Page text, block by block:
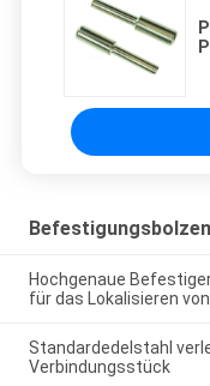
Befestigungsbolzen
Hochgenaue
für das Lokalisieren
Standardedelstahl
Verbindungsstück